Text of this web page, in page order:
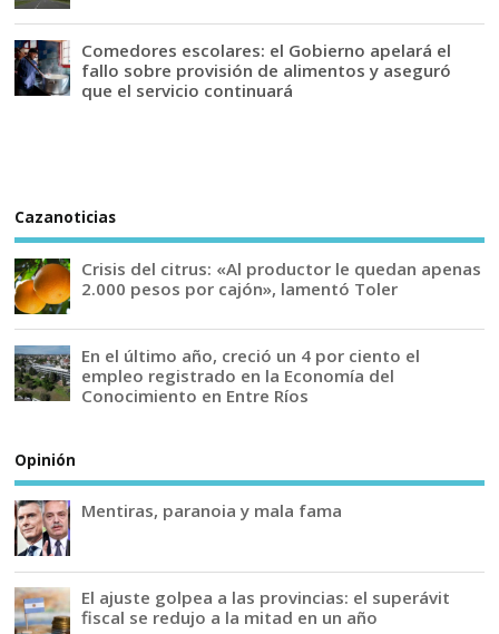
Comedores escolares: el Gobierno apelará el
fallo sobre provisión de alimentos y aseguró
que el servicio continuará
Cazanoticias
Crisis del citrus: «Al productor le quedan apenas
2.000 pesos por cajón», lamentó Toler
En el último año, creció un 4 por ciento el
empleo registrado en la Economía del
Conocimiento en Entre Ríos
Opinión
Mentiras, paranoia y mala fama
El ajuste golpea a las provincias: el superávit
fiscal se redujo a la mitad en un año